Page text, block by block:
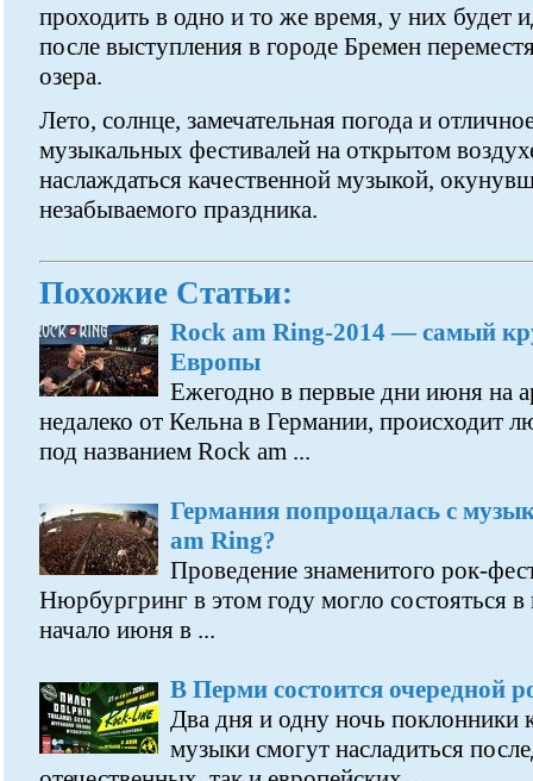
проходить в одно и то же время, у них будет
после выступления в городе Бремен
озера.
Лето, солнце, замечательная погода и
музыкальных фестивалей на открытом
наслаждаться качественной музыкой,
незабываемого праздника.
Похожие Статьи:
Rock am Ring-2014 — самый
Европы
Ежегодно в первые дни июня на
недалеко от Кельна в Германии, происходит
под названием Rock am ...
Германия попрощалась с
am Ring?
Проведение знаменитого рок-
Нюрбургринг в этом году могло состояться
начало июня в ...
В Перми состоится очередной
Два дня и одну ночь поклонники
музыки смогут насладиться